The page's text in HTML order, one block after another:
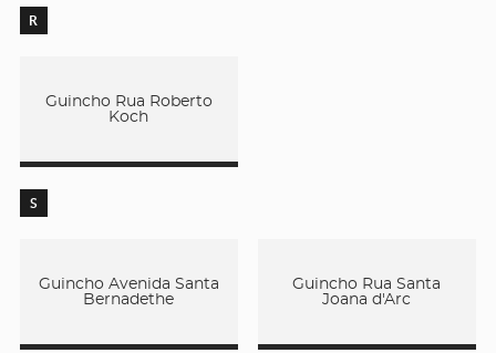
R
Guincho Rua Roberto
Koch
S
Guincho Avenida Santa
Bernadethe
Guincho Rua Santa
Joana d'Arc